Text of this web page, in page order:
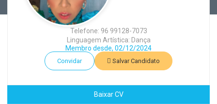
Telefone: 96 99128-7073
Linguagem Artística: Dança
Membro desde, 02/12/2024
Convidar Salvar Candidato
Baixar CV